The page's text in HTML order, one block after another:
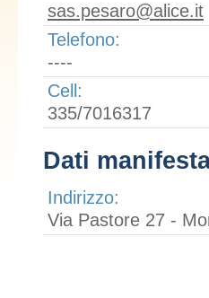
sas.pesaro@alice.it
Telefono:
----
Cell:
335/7016317
Dati
Indirizzo:
Via Pastore 27 -